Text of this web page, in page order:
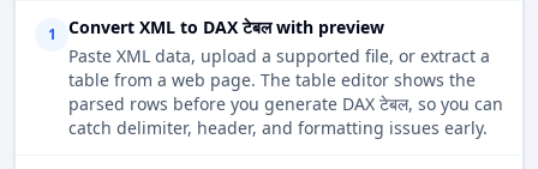
1
Convert XML to DAX टेबल with preview
Paste XML data, upload a supported file, or extract a
table from a web page. The table editor shows the
parsed rows before you generate DAX टेबल, so you can
catch delimiter, header, and formatting issues early.